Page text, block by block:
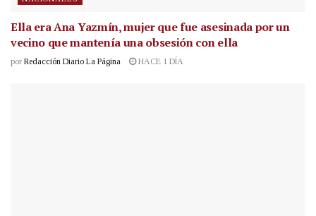
Ella era Ana Yazmín, mujer que fue asesinada por un
vecino que mantenía una obsesión con ella
por Redacción Diario La Página HACE 1 DÍA